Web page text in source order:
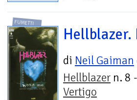
FUMETTI
Hellblazer.
di Neil Gaiman
Hellblazer n. 8
Vertigo